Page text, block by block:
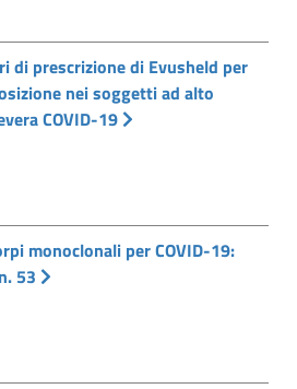
di prescrizione di Evusheld per
nei soggetti ad alto
COVID-19
monoclonali per COVID-19:
53